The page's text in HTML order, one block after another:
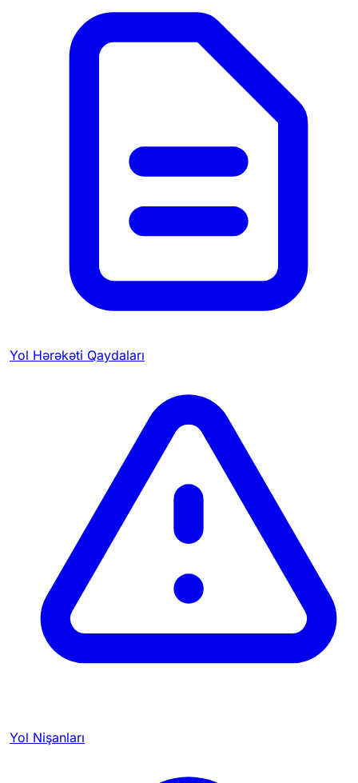
Yol Hərəkəti Qaydaları
Yol Nişanları